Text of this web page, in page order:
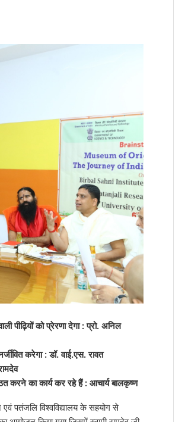
पीढ़ियों को प्रेरणा देगा : प्रो. अनिल
करेगा : डॉ. वाई.एस. रावत
करने का कार्य कर रहे हैं : आचार्य बालकृष्ण
पतंजलि विश्वविद्यालय के सहयोग से